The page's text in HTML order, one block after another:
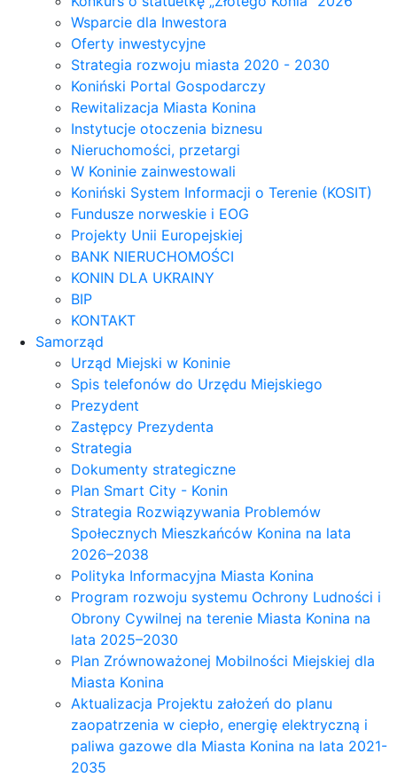
Wsparcie dla Inwestora
Oferty inwestycyjne
Strategia rozwoju miasta 2020 - 2030
Koniński Portal Gospodarczy
Rewitalizacja Miasta Konina
Instytucje otoczenia biznesu
Nieruchomości, przetargi
W Koninie zainwestowali
Koniński System Informacji o Terenie (KOSIT)
Fundusze norweskie i EOG
Projekty Unii Europejskiej
BANK NIERUCHOMOŚCI
KONIN DLA UKRAINY
BIP
KONTAKT
Samorząd
Urząd Miejski w Koninie
Spis telefonów do Urzędu Miejskiego
Prezydent
Zastępcy Prezydenta
Strategia
Dokumenty strategiczne
Plan Smart City - Konin
Strategia Rozwiązywania Problemów
Społecznych Mieszkańców Konina na lata
2026–2038
Polityka Informacyjna Miasta Konina
Program rozwoju systemu Ochrony Ludności i
Obrony Cywilnej na terenie Miasta Konina na
lata 2025–2030
Plan Zrównoważonej Mobilności Miejskiej dla
Miasta Konina
Aktualizacja Projektu założeń do planu
zaopatrzenia w ciepło, energię elektryczną i
paliwa gazowe dla Miasta Konina na lata 2021-
2035